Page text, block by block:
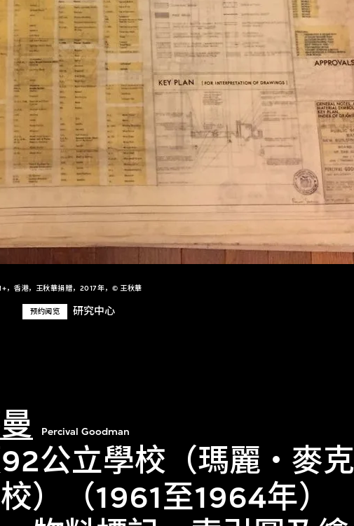
，香港，王秋華捐贈，2017年，© 王秋華
预约阅览 研究中心
Percival Goodman
公立學校（瑪麗‧麥克
）（1961至1964年）